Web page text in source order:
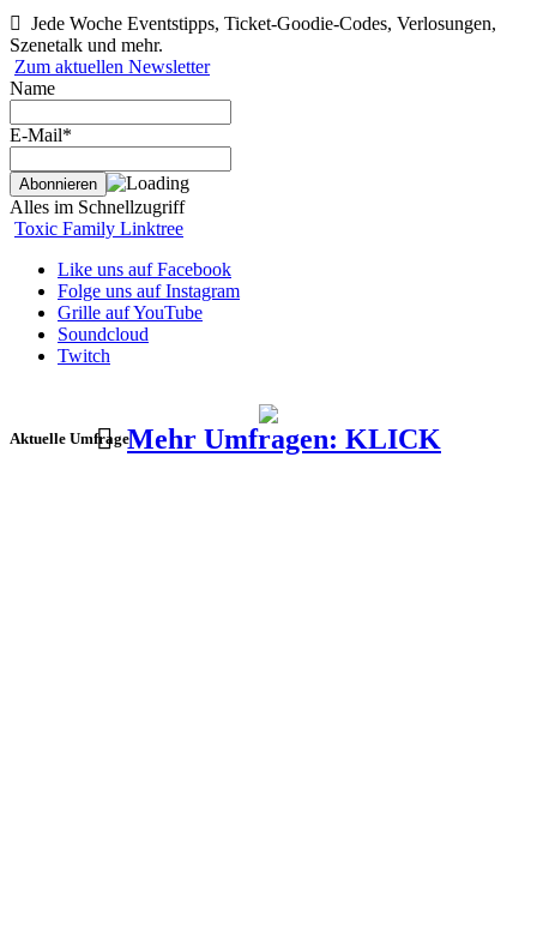
Jede Woche Eventstipps, Ticket-Goodie-Codes, Verlosungen,
Szenetalk und mehr.
Zum aktuellen Newsletter
Name
E-Mail*
Alles im Schnellzugriff
Toxic Family Linktree
Like uns auf Facebook
Folge uns auf Instagram
Grille auf YouTube
Soundcloud
Twitch
Aktuelle UmfrageMehr Umfragen: KLICK